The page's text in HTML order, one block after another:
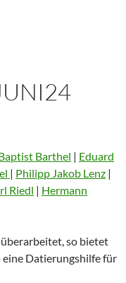
Barthel | Eduard
| Philipp Jakob Lenz |
Riedl | Hermann
so bietet
eine Datierungshilfe für